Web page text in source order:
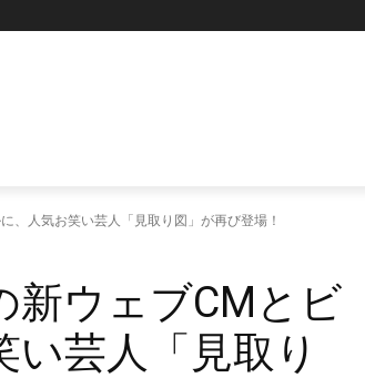
、人気お笑い芸人「見取り図」が再び登場！
新ウェブCMとビ
芸人「見取り